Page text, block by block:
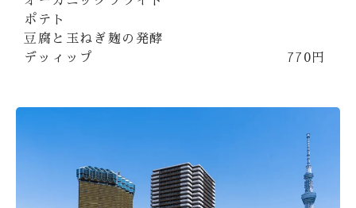
ポテト
豆腐と玉ねぎ麹の発酵
デッィップ
770円